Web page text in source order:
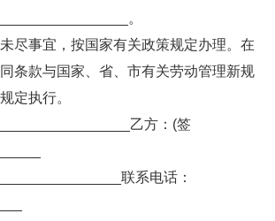
。
尽事宜，按国家有关政策规定办理。在
条款与国家、省、市有关劳动管理新规
定执行。
乙方：(签
联系电话：